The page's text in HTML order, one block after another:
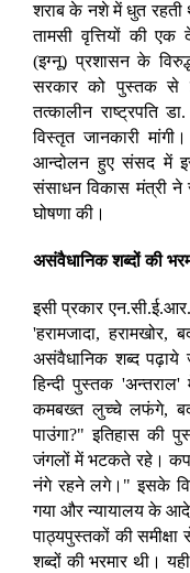
शराब के नशे में धुत
तामसी वृत्तियों की एक
(इग्नू) प्रशासन के
सरकार को पुस्तक से
तत्कालीन राष्ट्रपति
विस्तृत जानकारी
आन्दोलन हुए संसद में
संसाधन विकास मंत्री ने
घोषणा की।
असंवैधानिक शब्दों की
इसी प्रकार
'हरामजादा,
असंवैधानिक शब्द पढ़ाये
हिन्दी पुस्तक
कमबख्त लुच्चे लफंगे,
पाउंगा?" इतिहास की
जंगलों में भटकते रहे।
नंगे रहने लगे।" इसके
गया और न्यायालय के
पाठ्यपुस्तकों की
शब्दों की भरमार थी।